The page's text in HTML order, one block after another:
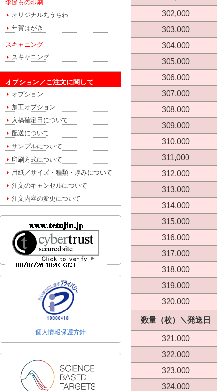
季節もの印刷
オリジナル丸うちわ
年賀はがき
スキャニング
スキャニング
オプション／ご注文に関して
オプション
加工オプション
入稿確定日について
配送について
サンプルについて
印刷方式について
用紙／サイズ・種類・厚みについて
注文のキャンセルについて
注文内容の変更について
個人情報保護方針
302,000
303,000
304,000
305,000
306,000
307,000
308,000
309,000
310,000
311,000
312,000
313,000
314,000
315,000
316,000
317,000
318,000
319,000
320,000
数量（枚）＼発送日
321,000
322,000
323,000
324,000